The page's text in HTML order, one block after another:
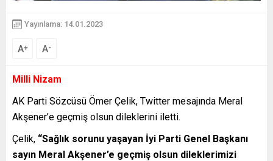
Yayınlama: 14.01.2023
A+ A-
Milli Nizam
AK Parti Sözcüsü Ömer Çelik, Twitter mesajında Meral
Akşener’e geçmiş olsun dileklerini iletti.
Çelik, “Sağlık sorunu yaşayan İyi Parti Genel Başkanı
sayın Meral Akşener’e geçmiş olsun dileklerimizi